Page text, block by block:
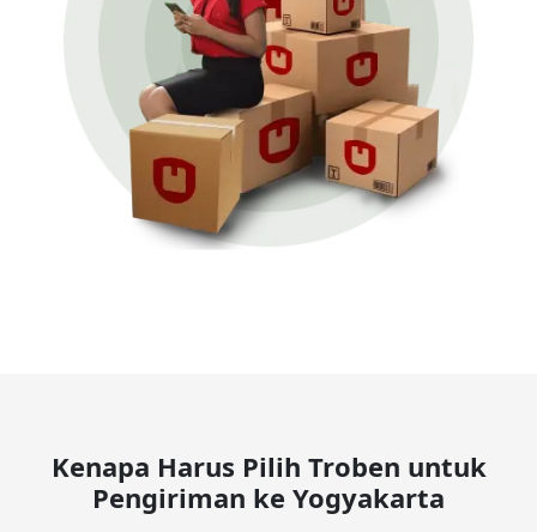
Kenapa Harus Pilih Troben untuk
Pengiriman ke Yogyakarta